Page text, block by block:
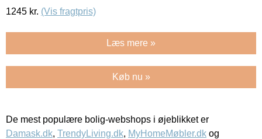
1245 kr. (Vis fragtpris)
Læs mere »
Køb nu »
De mest populære bolig-webshops i øjeblikket er
Damask.dk, TrendyLiving.dk, MyHomeMøbler.dk og